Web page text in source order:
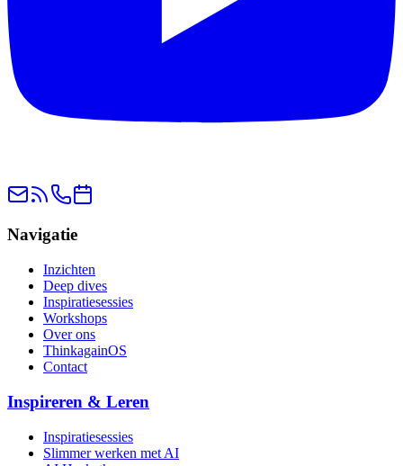
Navigatie
Inzichten
Deep dives
Inspiratiesessies
Workshops
Over ons
ThinkagainOS
Contact
Inspireren & Leren
Inspiratiesessies
Slimmer werken met AI